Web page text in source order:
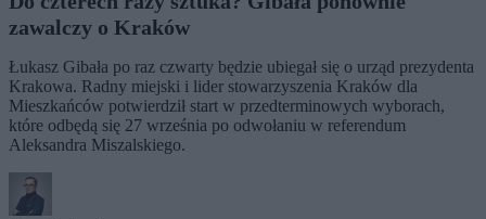
zawalczy o Kraków
Łukasz Gibała po raz czwarty będzie ubiegał się o urząd prezydenta
Krakowa. Radny miejski i lider stowarzyszenia Kraków dla
Mieszkańców potwierdził start w przedterminowych wyborach,
które odbędą się 27 września po odwołaniu w referendum
Aleksandra Miszalskiego.